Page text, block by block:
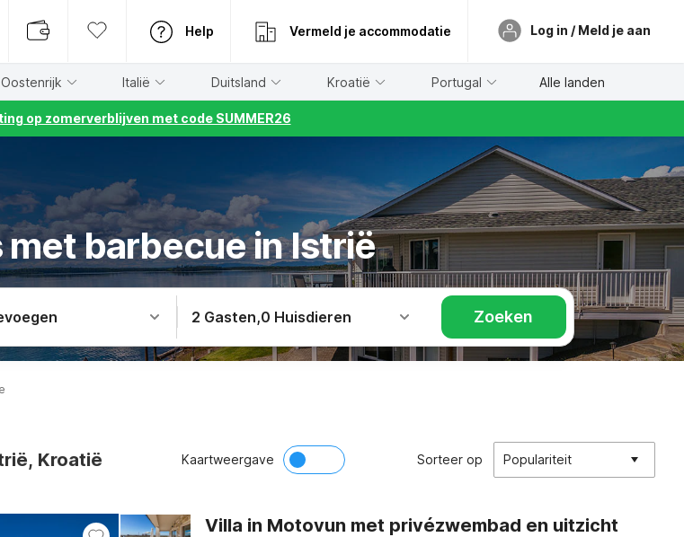
Help Vermeld je accommodatie Log in / Meld je aan
Oostenrijk Italië Duitsland Kroatië Portugal Alle landen
op zomerverblijven met code SUMMER26
barbecue in Istrië
2 Gasten,0 Huisdieren Zoeken
Kroatië Kaartweergave Sorteer op Populariteit
Villa in Motovun met privézwembad en uitzicht